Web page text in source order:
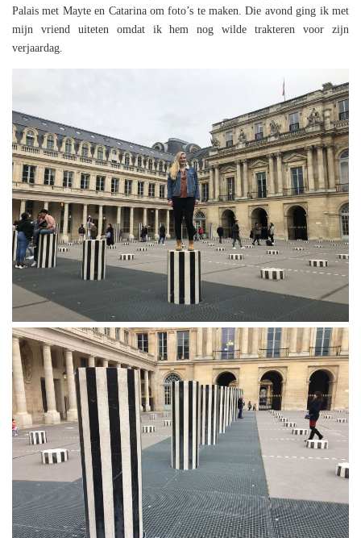
Palais met Mayte en Catarina om foto’s te maken. Die avond ging ik met
mijn vriend uiteten omdat ik hem nog wilde trakteren voor zijn
verjaardag.